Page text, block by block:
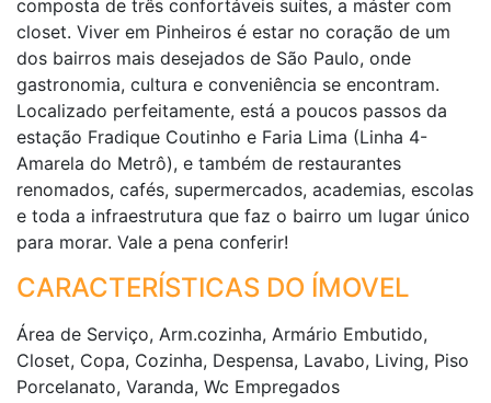
composta de três confortáveis suítes, a máster com
closet. Viver em Pinheiros é estar no coração de um
dos bairros mais desejados de São Paulo, onde
gastronomia, cultura e conveniência se encontram.
Localizado perfeitamente, está a poucos passos da
estação Fradique Coutinho e Faria Lima (Linha 4-
Amarela do Metrô), e também de restaurantes
renomados, cafés, supermercados, academias, escolas
e toda a infraestrutura que faz o bairro um lugar único
para morar. Vale a pena conferir!
CARACTERÍSTICAS DO ÍMOVEL
Área de Serviço, Arm.cozinha, Armário Embutido,
Closet, Copa, Cozinha, Despensa, Lavabo, Living, Piso
Porcelanato, Varanda, Wc Empregados